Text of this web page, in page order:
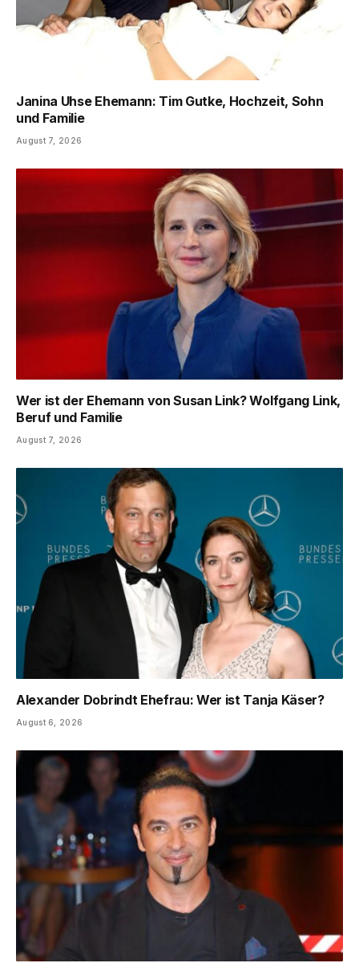
Janina Uhse Ehemann: Tim Gutke, Hochzeit, Sohn
und Familie
August 7, 2026
Wer ist der Ehemann von Susan Link? Wolfgang Link,
Beruf und Familie
August 7, 2026
Alexander Dobrindt Ehefrau: Wer ist Tanja Käser?
August 6, 2026